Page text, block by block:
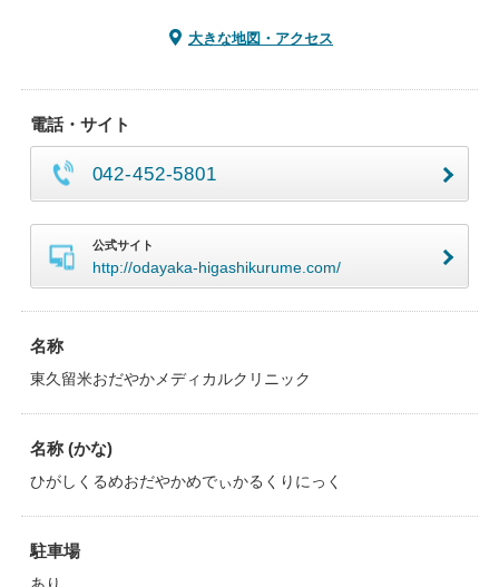
大きな地図・アクセス
電話・サイト
042-452-5801
公式サイト
http://odayaka-higashikurume.com/
名称
東久留米おだやかメディカルクリニック
名称 (かな)
ひがしくるめおだやかめでぃかるくりにっく
駐車場